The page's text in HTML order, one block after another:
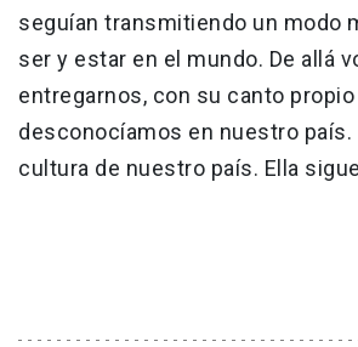
seguían transmitiendo un modo
ser y estar en el mundo. De allá
entregarnos, con su canto
desconocíamos en nuestro país.
cultura de nuestro país. Ella